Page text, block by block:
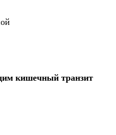
кишечный транзит